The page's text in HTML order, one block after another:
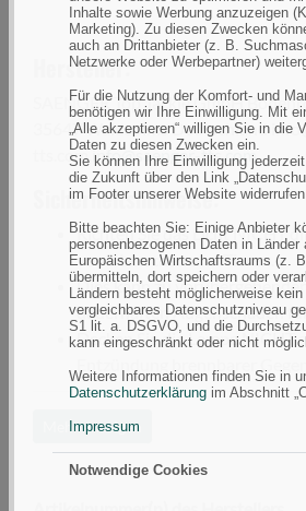
Inhalte sowie Werbung anzuzeigen
Marketing). Zu diesen Zwecken
auch an Drittanbieter (z. B.
Netzwerke oder Werbepartner)
Für die Nutzung der Komfort- und
benötigen wir Ihre Einwilligung. Mit
„Alle akzeptieren“ willigen Sie in die
Daten zu diesen Zwecken ein.
Sie können Ihre Einwilligung
die Zukunft über den Link
im Footer unserer Website
Bitte beachten Sie: Einige Anbieter
personenbezogenen Daten in Länder
Europäischen Wirtschaftsraums (z.
übermitteln, dort speichern oder
Ländern besteht möglicherweise
vergleichbares Datenschutzniveau
S1 lit. a. DSGVO, und die
kann eingeschränkt oder nicht
Weitere Informationen finden Sie in
Datenschutzerklärung im Abschnitt
Impressum
Notwendige Cookies
Hersteller:
SAENGER Top Tackle GmbH
35647 Waldsolms Deutschland
tts.com,info@saenger-tts.com
Sicherheitshinweise:
Richten Sie das Licht NICHT
von Menschen und Tieren.
Dies kann zu
dauerhaften Augenschäden
Decken Sie die Lampe NICHT
Verwenden Sie die Lampe
Der Artikel darf nur zu dem
Mehr anzeigen